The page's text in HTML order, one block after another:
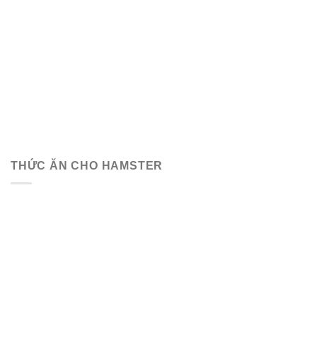
THỨC ĂN CHO HAMSTER